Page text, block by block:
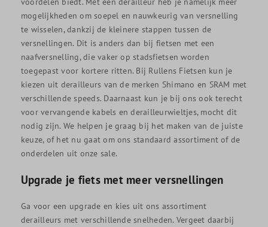
mogelijkheden om soepel en nauwkeurig van versnelling
te wisselen, dankzij de kleinere stappen tussen de
versnellingen. Dit is anders dan bij fietsen met een
naafversnelling, die vaker op stadsfietsen worden
toegepast voor kortere ritten. Bij Rullens Fietsen kun je
kiezen uit derailleurs van de merken Shimano en SRAM met
verschillende speeds. Daarnaast kun je bij ons ook terecht
voor vervangende kabels en derailleurwieltjes, mocht dit
nodig zijn. We helpen je graag bij het maken van de juiste
keuze, of het nu gaat om ons standaard assortiment of de
onderdelen uit onze sale.
Upgrade je fiets met meer versnellingen
Ga voor een upgrade en kies uit ons assortiment
derailleurs met verschillende snelheden. Vergeet daarbij